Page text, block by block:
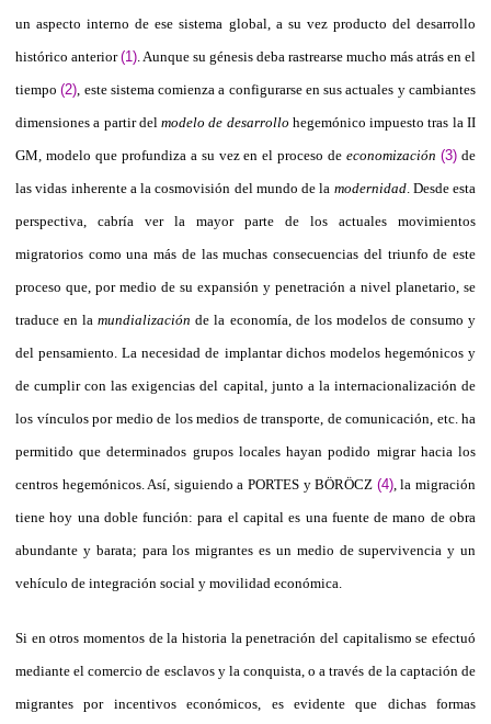
un aspecto interno de ese sistema global, a su vez producto del desarrollo
histórico anterior(1) . Aunque su génesis deba rastrearse mucho más atrás en el
tiempo(2) , este sistema comienza a configurarse en sus actuales y cambiantes
dimensiones a partir delmodelo de desarrollo hegemónico impuesto tras la II
GM, modelo que profundiza a su vez en el proceso deeconomización (3) de
las vidas inherente a la cosmovisión del mundo de la modernidad. Desde esta
perspectiva, cabría ver la mayor parte de los actuales movimientos
migratorios como una más de las muchas consecuencias del triunfo de este
proceso que, por medio de su expansión y penetración a nivel planetario, se
traduce en lamundialización de la economía, de los modelos de consumo y
del pensamiento. La necesidad de implantar dichos modelos hegemónicos y
de cumplir con las exigencias del capital, junto a la internacionalización de
los vínculos por medio de los medios de transporte, de comunicación, etc. ha
permitido que determinados grupos locales hayan podido migrar hacia los
centros hegemónicos. Así, siguiendo a PORTES y BÖRÖCZ (4), la migración
tiene hoy una doble función: para el capital es una fuente de mano de obra
abundante y barata; para los migrantes es un medio de supervivencia y un
vehículo de integración social y movilidad económica.
Si en otros momentos de la historia la penetración del capitalismo se efectuó
mediante el comercio de esclavos y la conquista, o a través de la captación de
migrantes por incentivos económicos, es evidente que dichas formas